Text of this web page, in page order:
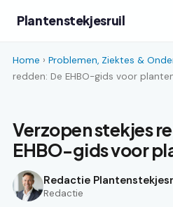
Plantenstekjesruil
Home › Problemen, Ziektes &
redden: De EHBO-gids voor
Verzopen stekjes
EHBO-gids voor
Redactie
Redactie